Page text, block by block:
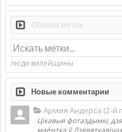
Облако меток
люди вилейщины
Новые комментарии
Армия Андерса (2-й
Цікавыя фотаздымкі,